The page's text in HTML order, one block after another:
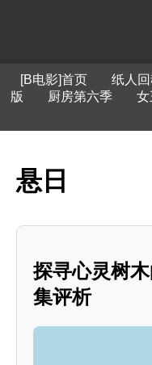
[B电影]首页 纸人
版
厨房第六季 女
悬日
探寻心灵树
集评析